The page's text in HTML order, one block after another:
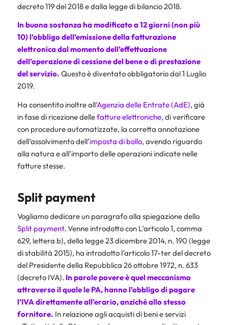
decreto 119 del 2018 e dalla legge di bilancio 2018.
In buona sostanza ha modificato a 12 giorni (non più
10) l’obbligo dell’emissione della fatturazione
elettronica dal momento dell’effettuazione
dell’operazione di cessione del bene o di prestazione
del servizio. Questo è diventato obbligatorio dal 1 Luglio
2019.
Ha consentito inoltre all’Agenzia delle Entrate (AdE), già
in fase di ricezione dellefatture elettroniche, di verificare
con procedure automatizzate, la corretta annotazione
dell’assolvimento dell’imposta di bollo, avendo riguardo
alla natura e all’importo delle operazioni indicate nelle
fatture stesse.
Split payment
Vogliamo dedicare un paragrafo alla spiegazione dello
Split payment. Venne introdotto con L’articolo 1, comma
629, lettera b), della legge 23 dicembre 2014, n. 190 (legge
di stabilità 2015), ha introdotto l’articolo 17-ter del decreto
del Presidente della Repubblica 26 ottobre 1972, n. 633
(decreto IVA). In parole povere è quel meccanismo
attraverso il quale le PA, hanno l’obbligo di pagare
l’IVA direttamente all’erario, anziché allo stesso
fornitore. In relazione agli acquisti di beni e servizi